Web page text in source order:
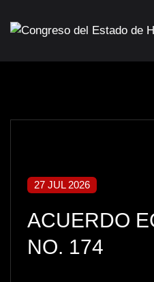
27 JUL 2026
ACUERDO
NO. 174